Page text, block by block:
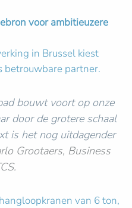
voor ambitieuzere
in Brussel kiest
betrouwbare partner.
bouwt voort op onze
door de grotere schaal
is het nog uitdagender
Grootaers, Business
van 6 ton,